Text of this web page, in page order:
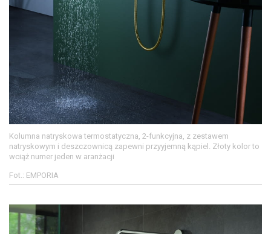
Kolumna natryskowa termostatyczna, 2-funkcyjna, z zestawem
natryskowym i deszczownicą zapewni przyyjemną kąpiel. Złoty kolor to
wciąż numer jeden w aranżacji
Fot.: EMPORIA